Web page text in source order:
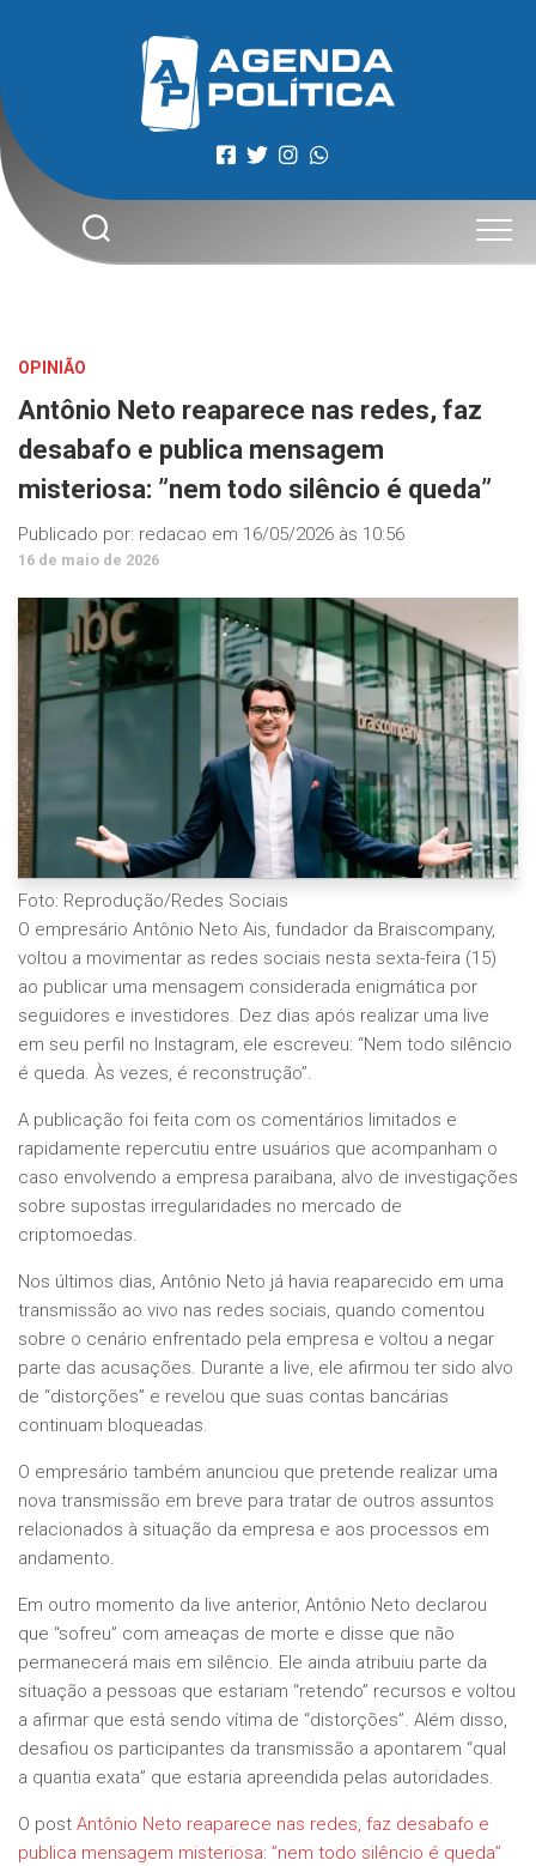
OPINIÃO
Antônio Neto reaparece nas redes, faz
desabafo e publica mensagem
misteriosa: ”nem todo silêncio é queda”
Publicado por: redacao em 16/05/2026 às 10:56
16 de maio de 2026
Foto: Reprodução/Redes Sociais
O empresário Antônio Neto Ais, fundador da Braiscompany,
voltou a movimentar as redes sociais nesta sexta-feira (15)
ao publicar uma mensagem considerada enigmática por
seguidores e investidores. Dez dias após realizar uma live
em seu perfil no Instagram, ele escreveu: “Nem todo silêncio
é queda. Às vezes, é reconstrução”.
A publicação foi feita com os comentários limitados e
rapidamente repercutiu entre usuários que acompanham o
caso envolvendo a empresa paraibana, alvo de investigações
sobre supostas irregularidades no mercado de
criptomoedas.
Nos últimos dias, Antônio Neto já havia reaparecido em uma
transmissão ao vivo nas redes sociais, quando comentou
sobre o cenário enfrentado pela empresa e voltou a negar
parte das acusações. Durante a live, ele afirmou ter sido alvo
de “distorções” e revelou que suas contas bancárias
continuam bloqueadas.
O empresário também anunciou que pretende realizar uma
nova transmissão em breve para tratar de outros assuntos
relacionados à situação da empresa e aos processos em
andamento.
Em outro momento da live anterior, Antônio Neto declarou
que “sofreu” com ameaças de morte e disse que não
permanecerá mais em silêncio. Ele ainda atribuiu parte da
situação a pessoas que estariam “retendo” recursos e voltou
a afirmar que está sendo vítima de “distorções”. Além disso,
desafiou os participantes da transmissão a apontarem “qual
a quantia exata” que estaria apreendida pelas autoridades.
O post Antônio Neto reaparece nas redes, faz desabafo e
publica mensagem misteriosa: ”nem todo silêncio é queda”